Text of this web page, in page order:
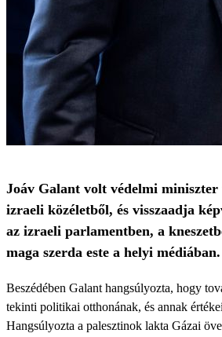
Joáv Galant volt védelmi miniszter
izraeli közéletből, és visszaadja
az izraeli parlamentben, a
maga szerda este a helyi médiában.
Beszédében Galant hangsúlyozta, hogy
tekinti politikai otthonának, és annak
Hangsúlyozta a palesztinok lakta Gázai